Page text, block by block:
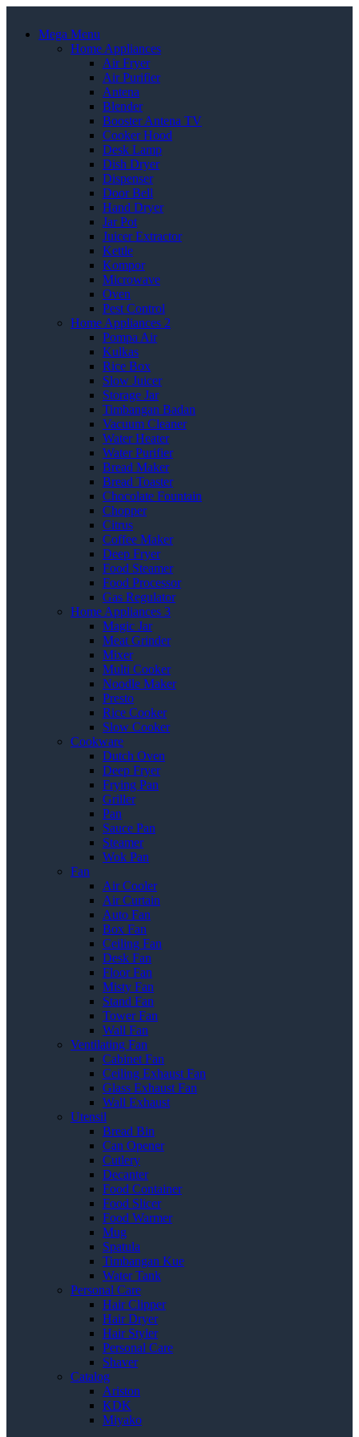
Mega Menu
Home Appliances
Air Fryer
Air Purifier
Antena
Blender
Booster Antena TV
Cooker Hood
Desk Lamp
Dish Dryer
Dispenser
Door Bell
Hand Dryer
Jar Pot
Juicer Extractor
Kettle
Kompor
Microwave
Oven
Pest Control
Home Appliances 2
Pompa Air
Kulkas
Rice Box
Slow Juicer
Storage Jar
Timbangan Badan
Vacuum Cleaner
Water Heater
Water Purifier
Bread Maker
Bread Toaster
Chocolate Fountain
Chopper
Citrus
Coffee Maker
Deep Fryer
Food Steamer
Food Processor
Gas Regulator
Home Appliances 3
Magic Jar
Meat Grinder
Mixer
Multi Cooker
Noodle Maker
Presto
Rice Cooker
Slow Cooker
Cookware
Dutch Oven
Deep Fryer
Frying Pan
Griller
Pan
Sauce Pan
Steamer
Wok Pan
Fan
Air Cooler
Air Curtain
Auto Fan
Box Fan
Ceiling Fan
Desk Fan
Floor Fan
Misty Fan
Stand Fan
Tower Fan
Wall Fan
Ventilating Fan
Cabinet Fan
Ceiling Exhaust Fan
Glass Exhaust Fan
Wall Exhaust
Utensil
Bread Bin
Can Opener
Cutlery
Decanter
Food Container
Food Slicer
Food Warmer
Mug
Spatula
Timbangan Kue
Water Tank
Personal Care
Hair Clipper
Hair Dryer
Hair Styler
Personal Care
Shaver
Catalog
Ariston
KDK
Miyako